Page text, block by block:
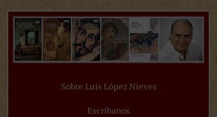
Sobre Luis López Nieves
Escríbanos